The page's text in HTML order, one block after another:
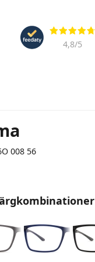
Recensioner
4,8/5
008 56